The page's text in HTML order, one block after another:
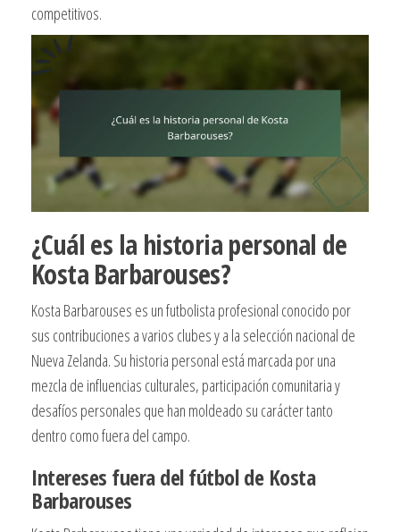
competitivos.
¿Cuál es la historia personal de
Kosta Barbarouses?
Kosta Barbarouses es un futbolista profesional conocido por
sus contribuciones a varios clubes y a la selección nacional de
Nueva Zelanda. Su historia personal está marcada por una
mezcla de influencias culturales, participación comunitaria y
desafíos personales que han moldeado su carácter tanto
dentro como fuera del campo.
Intereses fuera del fútbol de Kosta
Barbarouses